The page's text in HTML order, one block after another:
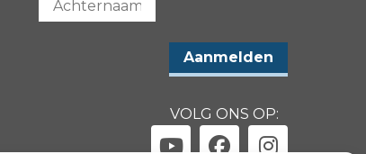
VOLG ONS OP: